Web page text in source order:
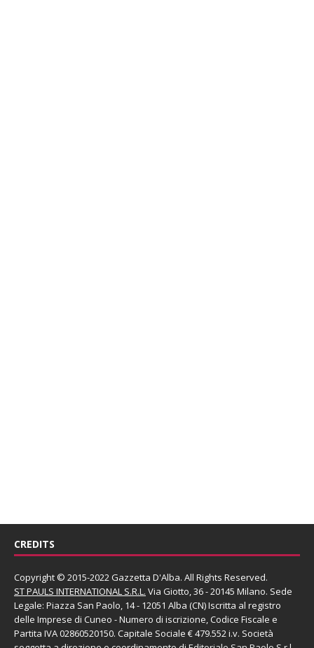
CREDITS
Copyright © 2015-2022 Gazzetta D'Alba. All Rights Reserved.
ST PAULS INTERNATIONAL S.R.L. Via Giotto, 36 - 20145 Milano. Sede
Legale: Piazza San Paolo, 14 - 12051 Alba (CN) Iscritta al registro
delle Imprese di Cuneo - Numero di iscrizione, Codice Fiscale e
Partita IVA 02860520150. Capitale Sociale € 479.552 i.v. Società